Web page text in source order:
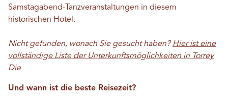
Samstagabend-Tanzveranstaltungen in diesem
historischen Hotel.
Nicht gefunden, wonach Sie gesucht haben?Hier ist eine
vollständige Liste der Unterkunftsmöglichkeiten in Torrey
Die
Und wann ist die beste Reisezeit?